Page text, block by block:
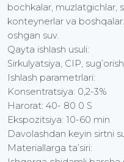
bochkalar, muzlatgichlar,
konteynerlar va
oshgan suv.
Qayta ishlash usuli:
Sirkulyatsiya, CIP,
Ishlash parametrlari:
Konsentratsiya: 0,2-3%
Harorat: 40- 80 0 S
Ekspozitsiya: 10-60 min
Davolashdan keyin sirtni
Materiallarga ta’siri: